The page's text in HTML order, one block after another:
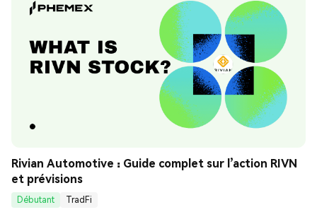
Rivian Automotive : Guide complet sur l’action RIVN
et prévisions
Débutant
TradFi